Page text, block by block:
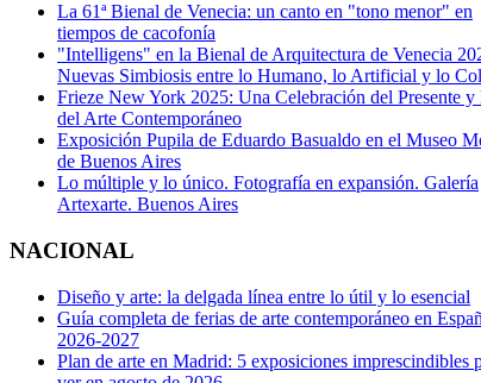
La 61ª Bienal de Venecia: un canto en "tono menor" en
tiempos de cacofonía
"Intelligens" en la Bienal de Arquitectura de Venecia
Nuevas Simbiosis entre lo Humano, lo Artificial y lo
Frieze New York 2025: Una Celebración del Presente y
del Arte Contemporáneo
Exposición Pupila de Eduardo Basualdo en el Museo
de Buenos Aires
Lo múltiple y lo único. Fotografía en expansión. Galería
Artexarte. Buenos Aires
NACIONAL
Diseño y arte: la delgada línea entre lo útil y lo esencial
Guía completa de ferias de arte contemporáneo en
2026-2027
Plan de arte en Madrid: 5 exposiciones imprescindibles